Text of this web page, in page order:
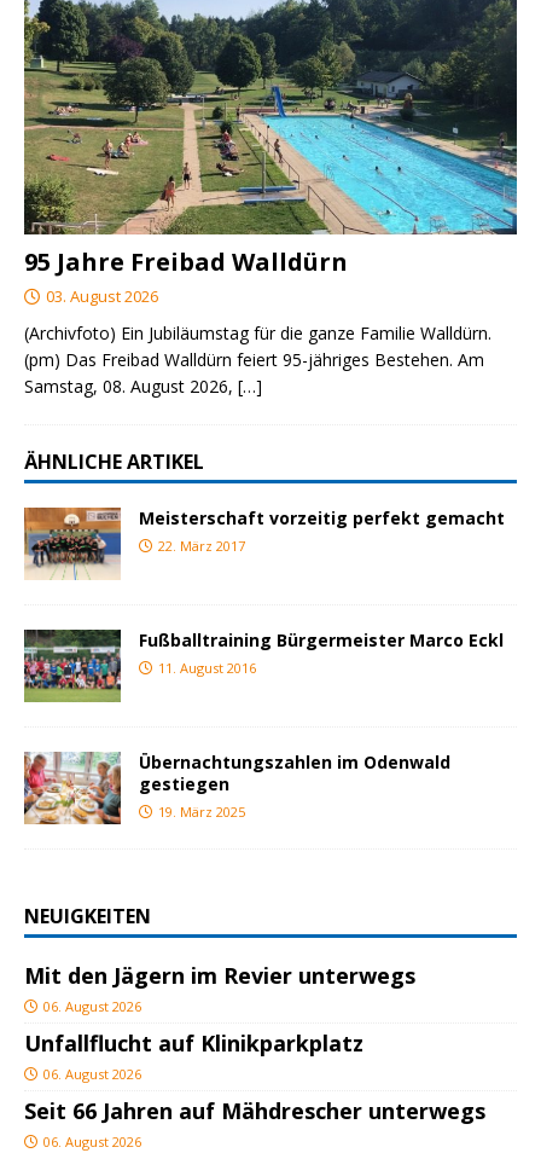
95 Jahre Freibad Walldürn
03. August 2026
(Archivfoto) Ein Jubiläumstag für die ganze Familie Walldürn.
(pm) Das Freibad Walldürn feiert 95-jähriges Bestehen. Am
Samstag, 08. August 2026, […]
ÄHNLICHE ARTIKEL
Meisterschaft vorzeitig perfekt gemacht
22. März 2017
Fußballtraining Bürgermeister Marco Eckl
11. August 2016
Übernachtungszahlen im Odenwald
gestiegen
19. März 2025
NEUIGKEITEN
Mit den Jägern im Revier unterwegs
06. August 2026
Unfallflucht auf Klinikparkplatz
06. August 2026
Seit 66 Jahren auf Mähdrescher unterwegs
06. August 2026